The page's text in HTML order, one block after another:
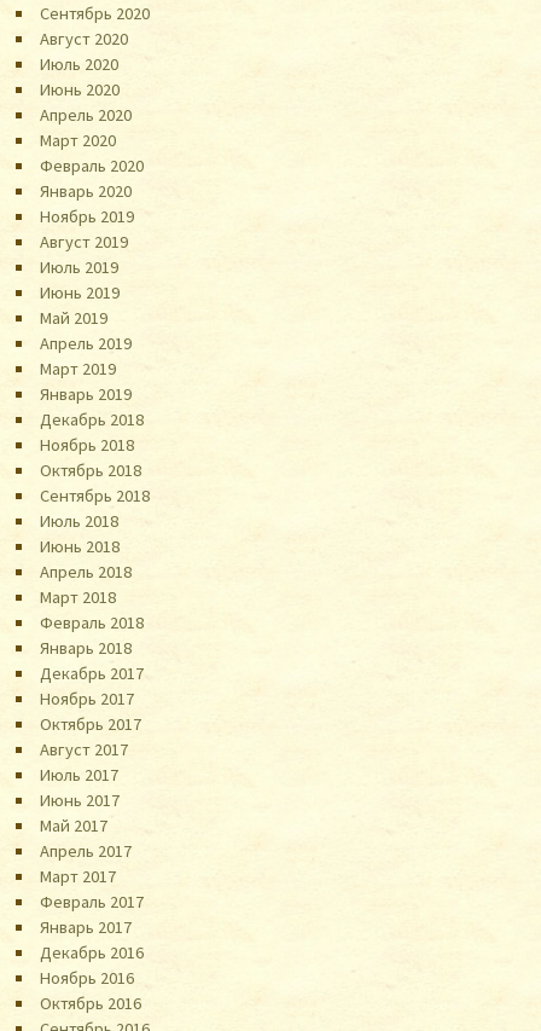
Сентябрь 2020
Август 2020
Июль 2020
Июнь 2020
Апрель 2020
Март 2020
Февраль 2020
Январь 2020
Ноябрь 2019
Август 2019
Июль 2019
Июнь 2019
Май 2019
Апрель 2019
Март 2019
Январь 2019
Декабрь 2018
Ноябрь 2018
Октябрь 2018
Сентябрь 2018
Июль 2018
Июнь 2018
Апрель 2018
Март 2018
Февраль 2018
Январь 2018
Декабрь 2017
Ноябрь 2017
Октябрь 2017
Август 2017
Июль 2017
Июнь 2017
Май 2017
Апрель 2017
Март 2017
Февраль 2017
Январь 2017
Декабрь 2016
Ноябрь 2016
Октябрь 2016